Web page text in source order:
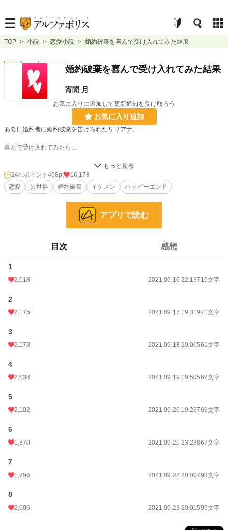
TOP > 小説 > 恋愛小説 > 婚約破棄を喜んで受け入れてみた結果
完結 ｼｮｰﾄｼｮｰﾄ 婚約破棄を喜んで受け入れてみた結果
宵闇 月
お気に入りに追加して更新通知を受け取ろう
お気に入り追加
ある日婚約者に婚約破棄を告げられたリリアナ。
喜んで受け入れてみたら…
※ 八話完結で書き終えてます。
2,879 位 / 228,715 件
1,567 位 / 66,351 件
636
24h.ポイント 468 pt
文字数
更新日時
初回公開日時
初回完結日時
週間ポイント
月間ポイント
24h.ポイント 468pt
16,178
恋愛
異世界 婚約破棄 イケメン ハッピーエンド
アプリで読む
目次 感想
1
2,018 2021.09.16 22:13716文字
2
2,175 2021.09.17 19:31971文字
3
2,173 2021.09.18 20:00561文字
4
2,038 2021.09.19 19:50562文字
5
2,102 2021.09.20 19:23769文字
6
1,870 2021.09.21 23:23867文字
7
1,796 2021.09.22 20:00793文字
8
2,006 2021.09.23 20:01595文字